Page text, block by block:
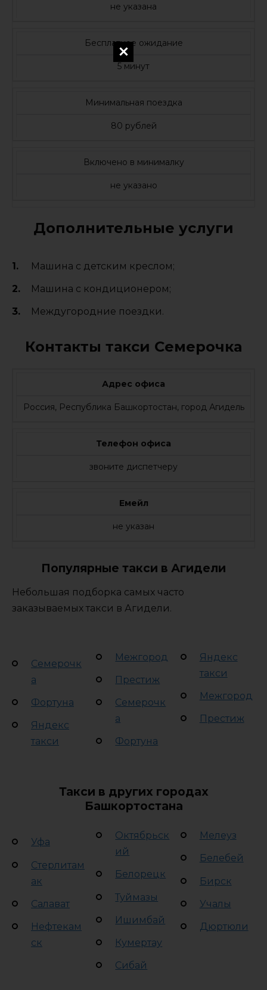
не указана
Бесплатное ожидание
5 минут
Минимальная поездка
80 рублей
Включено в минималку
не указано
Дополнительные услуги
Машина с детским креслом;
Машина с кондиционером;
Междугородние поездки.
Контакты такси Семерочка
Адрес офиса
Россия, Республика Башкортостан, город Агидель
Телефон офиса
звоните диспетчеру
Емейл
не указан
Популярные такси в Агидели
Небольшая подборка самых часто
заказываемых такси в Агидели.
Семерочк
а
Фортуна
Яндекс
такси
Межгород
Престиж
Семерочк
а
Фортуна
Яндекс
такси
Межгород
Престиж
Такси в других городах
Башкортостана
Уфа
Стерлитам
ак
Салават
Нефтекам
ск
Октябрьск
ий
Белорецк
Туймазы
Ишимбай
Кумертау
Сибай
Мелеуз
Белебей
Бирск
Учалы
Дюртюли